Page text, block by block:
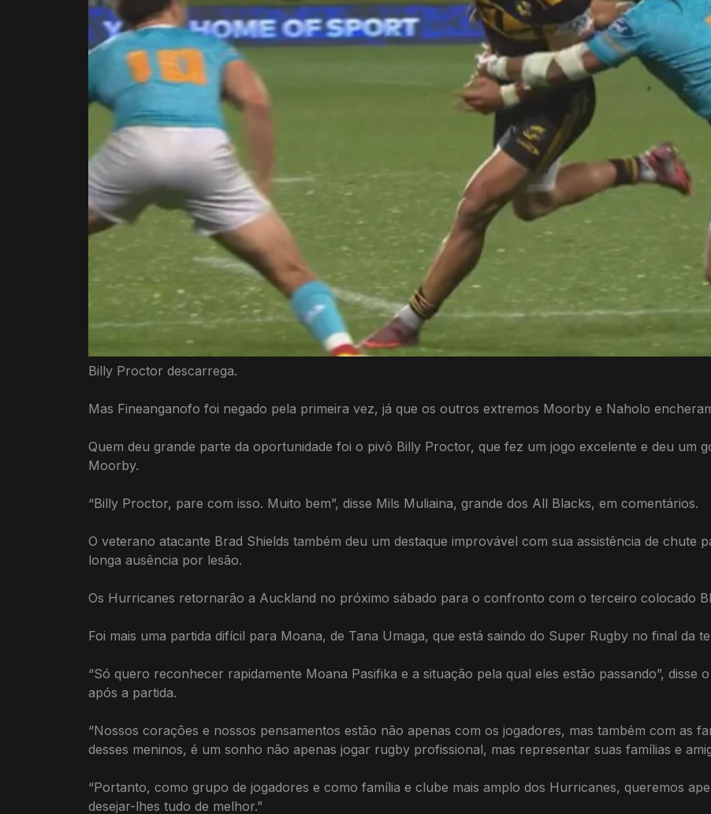
Billy Proctor descarrega.
Mas Fineanganofo foi negado pela primeira vez, já que os outros extremos Moorby e Naholo
Quem deu grande parte da oportunidade foi o pivô Billy Proctor, que fez um jogo excelente e deu um
Moorby.
“Billy Proctor, pare com isso. Muito bem”, disse Mils Muliaina, grande dos All Blacks, em comentários.
O veterano atacante Brad Shields também deu um destaque improvável com sua assistência de chute
longa ausência por lesão.
Os Hurricanes retornarão a Auckland no próximo sábado para o confronto com o terceiro colocado
Foi mais uma partida difícil para Moana, de Tana Umaga, que está saindo do Super Rugby no final da
“Só quero reconhecer rapidamente Moana Pasifika e a situação pela qual eles estão passando”, disse
após a partida.
“Nossos corações e nossos pensamentos estão não apenas com os jogadores, mas também com as
desses meninos, é um sonho não apenas jogar rugby profissional, mas representar suas famílias e
“Portanto, como grupo de jogadores e como família e clube mais amplo dos Hurricanes, queremos
desejar-lhes tudo de melhor.”